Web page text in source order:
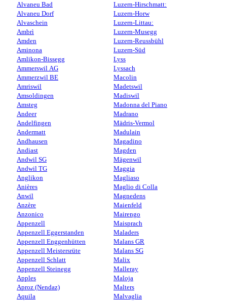
Alvaneu Bad
Alvaneu Dorf
Alvaschein
Ambrì
Amden
Aminona
Amlikon-Bissegg
Ammerswil AG
Ammerzwil BE
Amriswil
Amsoldingen
Amsteg
Andeer
Andelfingen
Andermatt
Andhausen
Andiast
Andwil SG
Andwil TG
Anglikon
Anières
Anwil
Anzère
Anzonico
Appenzell
Appenzell Eggerstanden
Appenzell Enggenhütten
Appenzell Meistersrüte
Appenzell Schlatt
Appenzell Steinegg
Apples
Aproz (Nendaz)
Aquila
Luzern-Hirschmatt:
Luzern-Horw
Luzern-Littau:
Luzern-Musegg
Luzern-Reussbühl
Luzern-Süd
Lyss
Lyssach
Macolin
Madetswil
Madiswil
Madonna del Piano
Madrano
Mädris-Vermol
Madulain
Magadino
Magden
Mägenwil
Maggia
Magliaso
Maglio di Colla
Magnedens
Maienfeld
Mairengo
Maisprach
Maladers
Malans GR
Malans SG
Malix
Malleray
Maloja
Malters
Malvaglia